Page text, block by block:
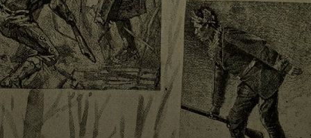
Frank Stokes,
interpretado por
George Clooney,
se unió para una